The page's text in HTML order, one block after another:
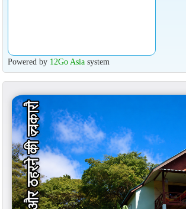
Powered by 12Go Asiasystem